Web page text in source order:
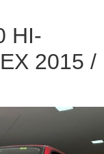
HI-
2015 /